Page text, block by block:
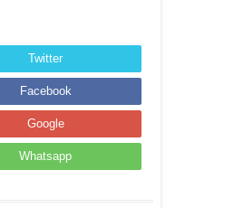
Twitter
Facebook
Google
Whatsapp